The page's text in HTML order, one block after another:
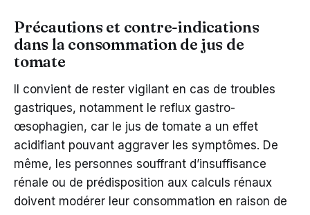
Précautions et contre-indications
dans la consommation de jus de
tomate
Il convient de rester vigilant en cas de troubles
gastriques, notamment le reflux gastro-
œsophagien, car le jus de tomate a un effet
acidifiant pouvant aggraver les symptômes. De
même, les personnes souffrant d’insuffisance
rénale ou de prédisposition aux calculs rénaux
doivent modérer leur consommation en raison de